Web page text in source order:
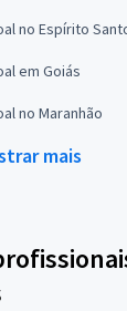
no Espírito
em Goiás
no Maranhão
mais